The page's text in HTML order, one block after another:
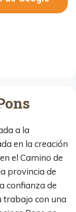
a la
en la creación
el Camino de
provincia de
confianza de
trabajo con una